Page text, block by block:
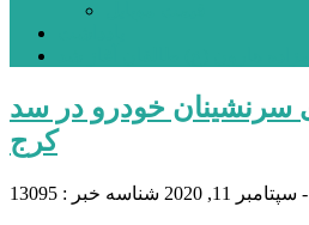
سرنشینان خودرو در سد
کرج
شناسه خبر : 13095